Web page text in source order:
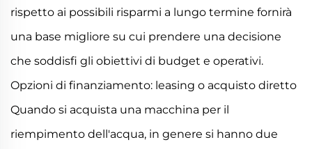
rispetto ai possibili risparmi a lungo termine fornirà
una base migliore su cui prendere una decisione
che soddisfi gli obiettivi di budget e operativi.
Opzioni di finanziamento: leasing o acquisto diretto
Quando si acquista una macchina per il
riempimento dell'acqua, in genere si hanno due